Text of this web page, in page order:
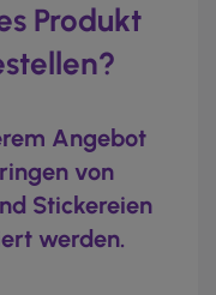
Produkt
Angebot
von
Stickereien
werden.